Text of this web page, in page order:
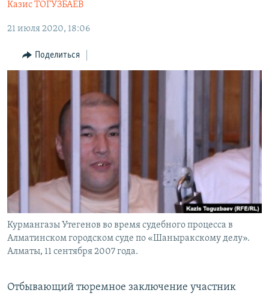
Вернутся
поиску
КЫРГЫЗЧА
ЎЗБЕКЧА
Все сайты РСЕ/РС
Казис ТОГУЗБАЕВ
21 июля 2020, 18:06
Поделиться
Курмангазы Утегенов во время судебного процесса в
Алматинском городском суде по «Шаныракскому делу».
Алматы, 11 сентября 2007 года.
Отбывающий тюремное заключение участник